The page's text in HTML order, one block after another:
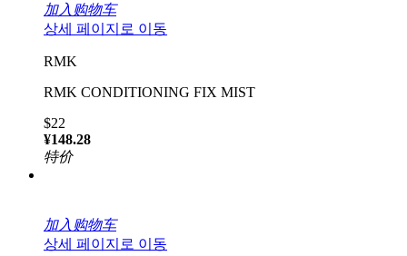
加入购物车
상세 페이지로 이동
RMK
RMK CONDITIONING FIX MIST
$22
¥148.28
特价
加入购物车
상세 페이지로 이동